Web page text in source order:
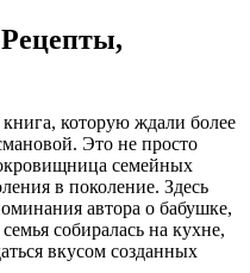
которую ждали более
Это не просто
семейных
в поколение. Здесь
автора о бабушке,
собиралась на кухне,
вкусом созданных